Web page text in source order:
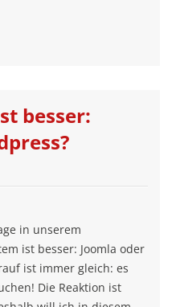
besser:
in unserem
ist besser: Joomla oder
ist immer gleich: es
Die Reaktion ist